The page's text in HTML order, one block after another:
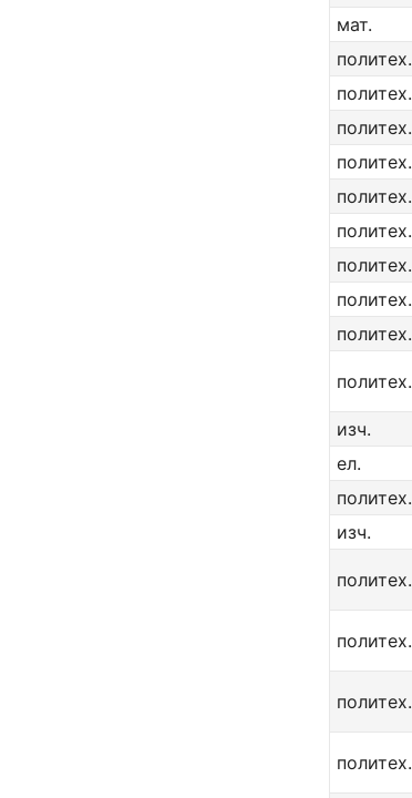
мат.
политех.
политех.
политех.
политех.
политех.
политех.
политех.
политех.
политех.
политех.
изч.
ел.
политех.
изч.
политех.
политех.
политех.
политех.